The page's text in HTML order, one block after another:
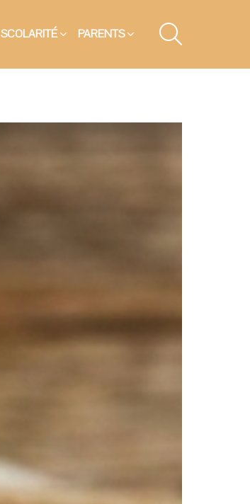
SCOLARITÉ PARENTS